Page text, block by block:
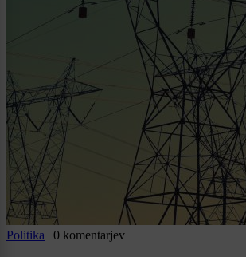
Politika | 0 komentarjev